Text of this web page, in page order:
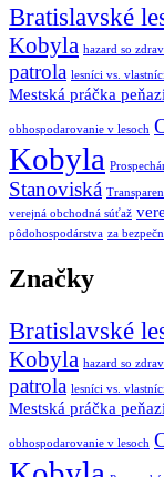
Bratislavské
Kobyla hazard so
patrola lesníci vs.
Mestská práčka
obhospodarovanie v lesoch
Kobyla
Stanoviská
verejná obchodná súťaž
pôdohospodárstva za
Značky
Bratislavské
Kobyla hazard so
patrola lesníci vs.
Mestská práčka
obhospodarovanie v lesoch